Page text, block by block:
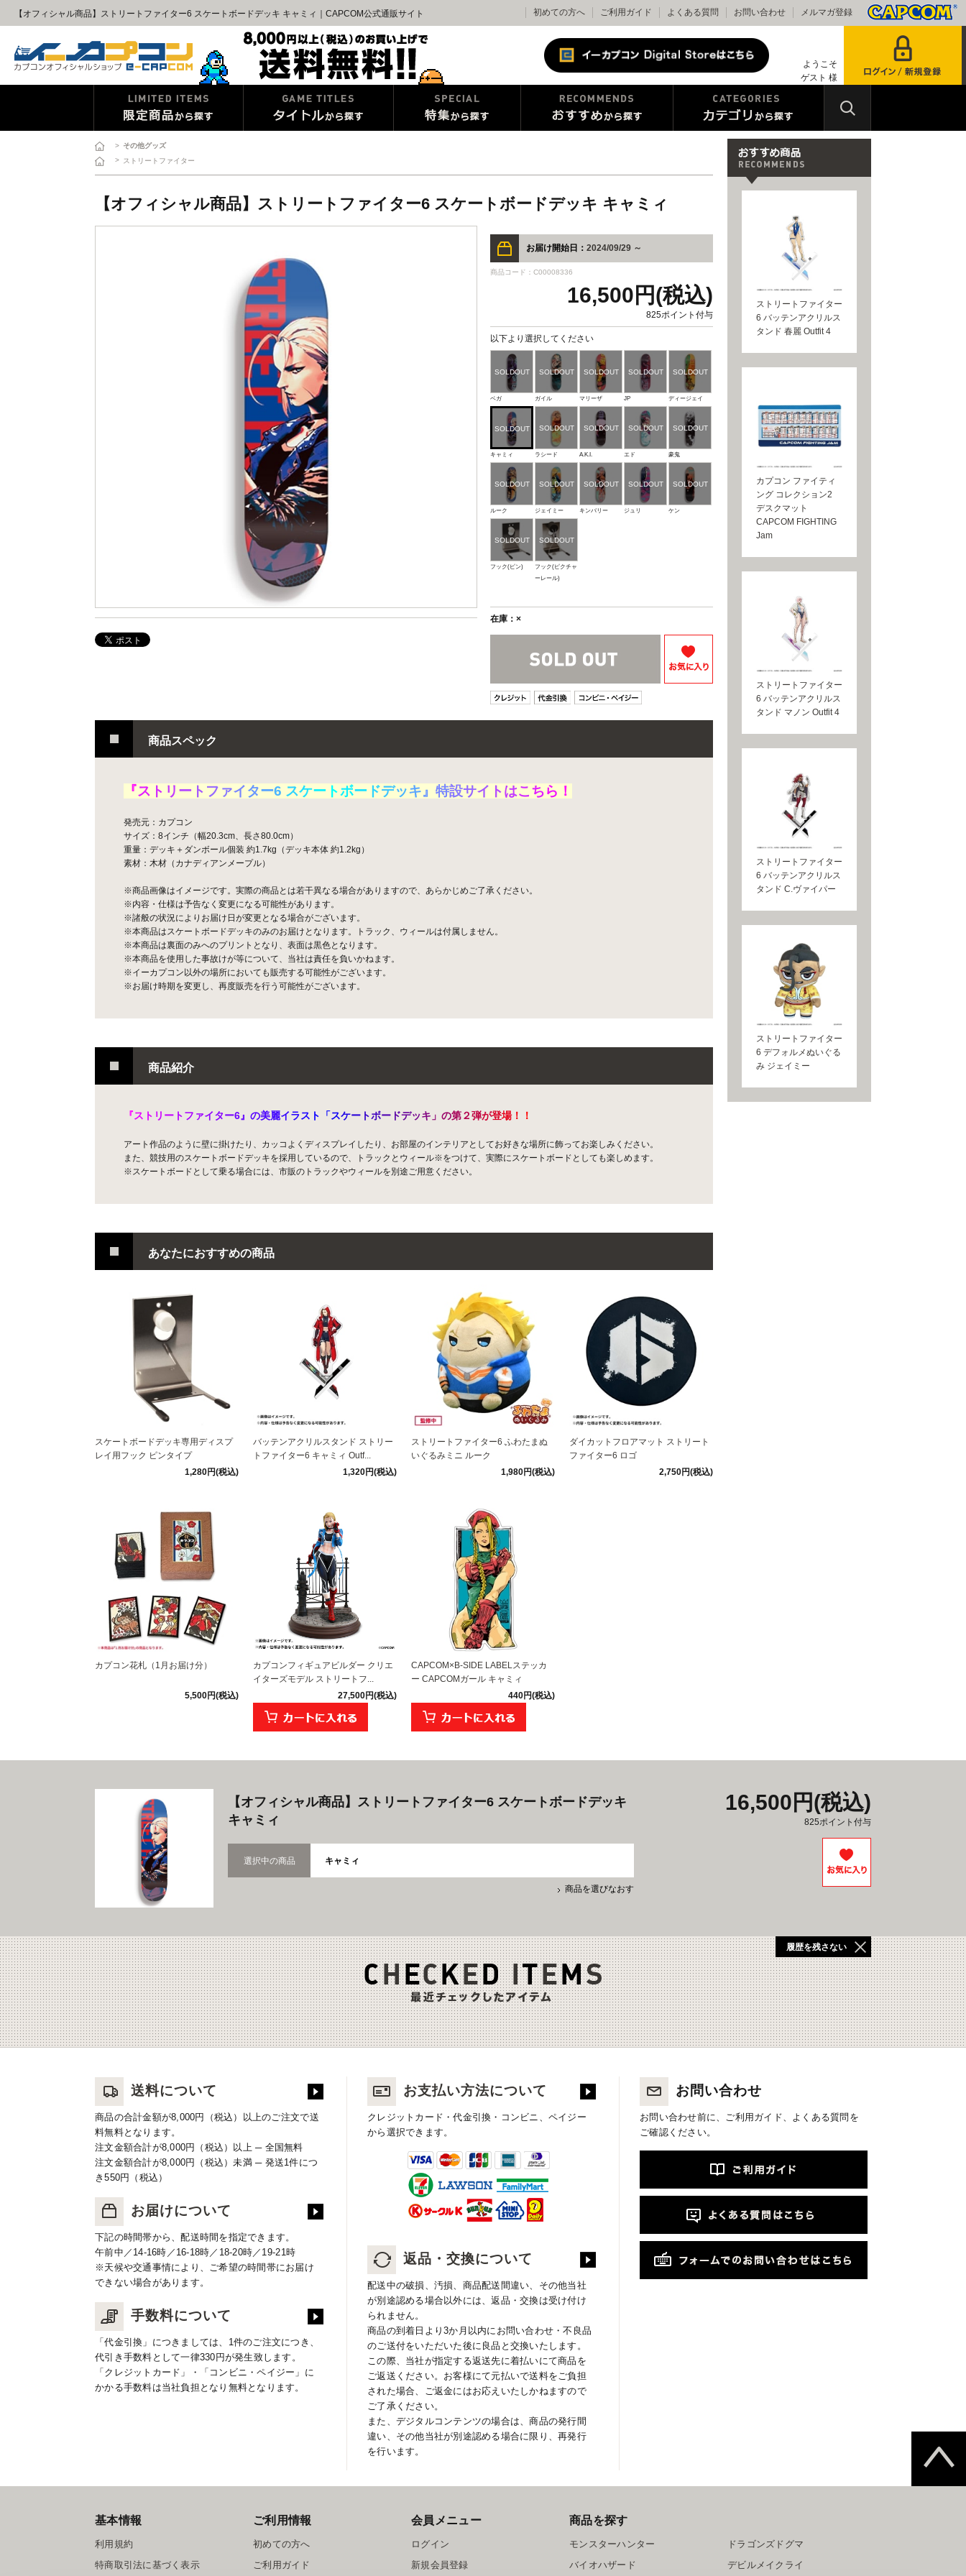
【オフィシャル商品】ストリートファイター6 スケートボードデッキ キャミィ｜CAPCOM公式通販サイト 初めての方へ ご利用ガイド よくある質問 お問い合わせ メルマガ登録
ようこそ
ゲスト 様
> その他グッズ
>
ストリートファイター
【オフィシャル商品】ストリートファイター6 スケートボードデッキ キャミィ
お届け開始日： 2024/09/29 ～
商品コード：C00008336
16,500円(税込)
825ポイント付与
以下より選択してください
ベガ ガイル マリーザ JP ディージェイ
キャミィ ラシード A.K.I. エド 豪鬼
ルーク ジェイミー キンバリー ジュリ ケン
フック(ピン)
フック(ピクチャ
ーレール)
在庫：×
商品スペック
『ス ト リ ー ト フ ァイター6 スケー トボー ドデッキ 』 特設サイ トはこちら ！
発売元：カプコン
サイズ：8インチ（幅20.3cm、長さ80.0cm）
重量：デッキ＋ダンボール個装 約1.7kg（デッキ本体 約1.2kg）
素材：木材（カナディアンメープル）
※商品画像はイメージです。実際の商品とは若干異なる場合がありますので、あらかじめご了承ください。
※内容・仕様は予告なく変更になる可能性があります。
※諸般の状況によりお届け日が変更となる場合がございます。
※本商品はスケートボードデッキのみのお届けとなります。トラック、ウィールは付属しません。
※本商品は裏面のみへのプリントとなり、表面は黒色となります。
※本商品を使用した事故けが等について、当社は責任を負いかねます。
※イーカプコン以外の場所においても販売する可能性がございます。
※お届け時期を変更し、再度販売を行う可能性がございます。
商品紹介
『ス ト リ ー トフ ァイター6』 の美麗イラス ト 「スケー トボー ドデッキ 」 の第２弾が登場！ ！
アート作品のように壁に掛けたり、カッコよくディスプレイしたり、お部屋のインテリアとしてお好きな場所に飾ってお楽しみください。
また、競技用のスケートボードデッキを採用しているので、トラックとウィール※をつけて、実際にスケートボードとしても楽しめます。
※スケートボードとして乗る場合には、市販のトラックやウィールを別途ご用意ください。
あなたにおすすめの商品
スケートボードデッキ専用ディスプ
レイ用フック ピンタイプ
1,280円(税込)
バッテンアクリルスタンド ストリー
トファイター6 キャミィ Outf...
1,320円(税込)
ストリートファイター6 ふわたまぬ
いぐるみミニ ルーク
1,980円(税込)
ダイカットフロアマット ストリート
ファイター6 ロゴ
2,750円(税込)
カプコン花札（1月お届け分）
5,500円(税込)
カプコンフィギュアビルダー クリエ
イターズモデル ストリートフ...
27,500円(税込)
CAPCOM×B-SIDE LABELステッカ
ー CAPCOMガール キャミィ
440円(税込)
ストリートファイター
6 バッテンアクリルス
タンド 春麗 Outfit 4
カプコン ファイティ
ング コレクション2
デスクマット
CAPCOM FIGHTING
Jam
ストリートファイター
6 バッテンアクリルス
タンド マノン Outfit 4
ストリートファイター
6 バッテンアクリルス
タンド C.ヴァイパー
ストリートファイター
6 デフォルメぬいぐる
み ジェイミー
【オフィシャル商品】ストリートファイター6 スケートボードデッキ
キャミィ
選択中の商品 キャミィ
商品を選びなおす
16,500円(税込)
825ポイント付与
履歴を残さない
送料について
商品の合計金額が8,000円（税込）以上のご注文で送
料無料となります。
注文金額合計が8,000円（税込）以上 ─ 全国無料
注文金額合計が8,000円（税込）未満 ─ 発送1件につ
き550円（税込）
お届けについて
下記の時間帯から、配送時間を指定できます。
午前中／14-16時／16-18時／18-20時／19-21時
※天候や交通事情により、ご希望の時間帯にお届け
できない場合があります。
手数料について
「代金引換」につきましては、1件のご注文につき、
代引き手数料として一律330円が発生致します。
「クレジットカード」・「コンビニ・ペイジー」に
かかる手数料は当社負担となり無料となります。
お支払い方法について
クレジットカード・代金引換・コンビニ、ペイジー
から選択できます。
返品・交換について
配送中の破損、汚損、商品配送間違い、その他当社
が別途認める場合以外には、返品・交換は受け付け
られません。
商品の到着日より3か月以内にお問い合わせ・不良品
のご送付をいただいた後に良品と交換いたします。
この際、当社が指定する返送先に着払いにて商品を
ご返送ください。お客様にて元払いで送料をご負担
された場合、ご返金にはお応えいたしかねますので
ご了承ください。
また、デジタルコンテンツの場合は、商品の発行間
違い、その他当社が別途認める場合に限り、再発行
を行います。
お問い合わせ
お問い合わせ前に、ご利用ガイド、よくある質問を
ご確認ください。
基本情報
利用規約
特商取引法に基づく表示
ご利用情報
初めての方へ
ご利用ガイド
会員メニュー
ログイン
新規会員登録
商品を探す
モンスターハンター
バイオハザード
ドラゴンズドグマ
デビルメイクライ